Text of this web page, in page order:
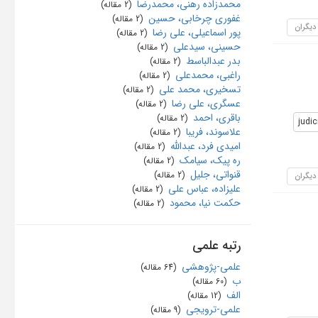
محمدزاده رهنی، محمدرضا ‏ (2 مقاله)
غفوری چرخابی، حسین ‏ (2 مقاله)
پور اسماعیلی، علی رضا ‏ (2 مقاله)
حسینی، سیدعلی ‏ (2 مقاله)
بدر عبدالباسط ‏ (2 مقاله)
راغبی، محمدعلی ‏ (2 مقاله)
تسخیری، محمد علی ‏ (2 مقاله)
عسگری، علی رضا ‏ (2 مقاله)
باقری، احمد ‏ (2 مقاله)
علاسوند، فریبا ‏ (2 مقاله)
امیدی فرد، عبدالله ‏ (2 مقاله)
ره پیک، سیامک ‏ (2 مقاله)
قنواتی، جلیل ‏ (2 مقاله)
علیزاده، عباس علی ‏ (2 مقاله)
حکمت نیا، محمود ‏ (2 مقاله)
رتبه علمی
علمی-پژوهشی ‏ (64 مقاله)
ب ‏ (60 مقاله)
الف ‏ (12 مقاله)
علمی-ترویجی ‏ (9 مقاله)